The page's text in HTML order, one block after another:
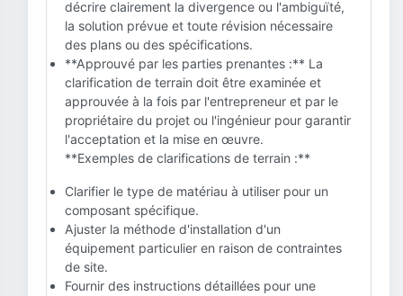
décrire clairement la divergence ou l'ambiguïté,
la solution prévue et toute révision nécessaire
des plans ou des spécifications.
**Approuvé par les parties prenantes :** La
clarification de terrain doit être examinée et
approuvée à la fois par l'entrepreneur et par le
propriétaire du projet ou l'ingénieur pour garantir
l'acceptation et la mise en œuvre.
**Exemples de clarifications de terrain :**
Clarifier le type de matériau à utiliser pour un
composant spécifique.
Ajuster la méthode d'installation d'un
équipement particulier en raison de contraintes
de site.
Fournir des instructions détaillées pour une